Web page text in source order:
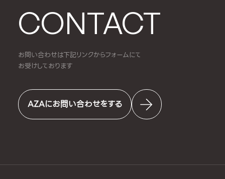
CONTACT
お問い合わせは下記リンクからフォームにて
お受けしております
AZAにお問い合わせをする